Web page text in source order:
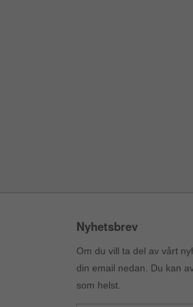
Nyhetsbrev
Om du vill ta del av vårt
din email nedan. Du kan
som helst.